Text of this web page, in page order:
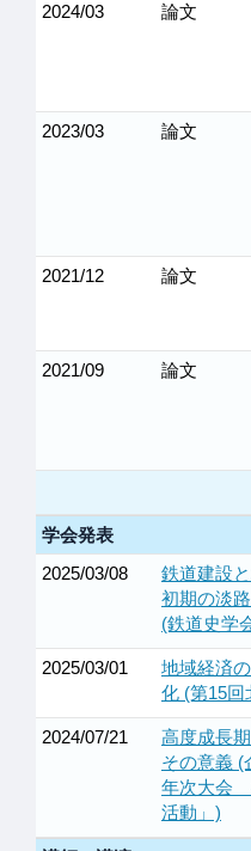
2024/03 論文
2023/03 論文
2021/12 論文
2021/09 論文
学会発表
2025/03/08
鉄道建設
初期の淡
(鉄道史学
2025/03/01
地域経済
化 (第15回
2024/07/21
高度成長
その意義 (
年次大会
活動」)